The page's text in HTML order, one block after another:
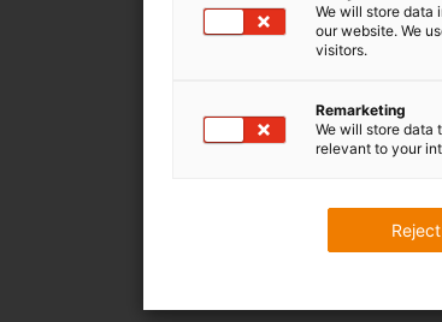
We will store data
our website. We
visitors.
Remarketing
We will store data
relevant to your